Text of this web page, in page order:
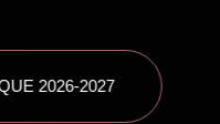
2026-2027